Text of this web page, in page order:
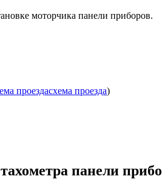
моторчика панели приборов.
проездасхема проезда)
панели